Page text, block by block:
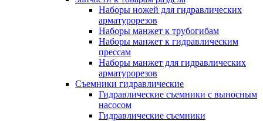
Наборы ножей для гидравлических
арматурорезов
Наборы манжет к трубогибам
Наборы манжет к гидравлическим
прессам
Наборы манжет для гидравлических
арматурорезов
Съемники гидравлические
Гидравлические cъемники с выносным
насосом
Гидравлические съемники